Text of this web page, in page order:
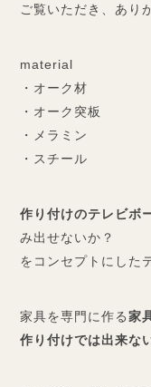
ご覧いただき、あり
material
・オーク材
・オーク突板
・メラミン
・スチール
作り付けのテレビボ
み出せないか？
をコンセプトにした
家具を専門に作る家
作り付けでは出来な